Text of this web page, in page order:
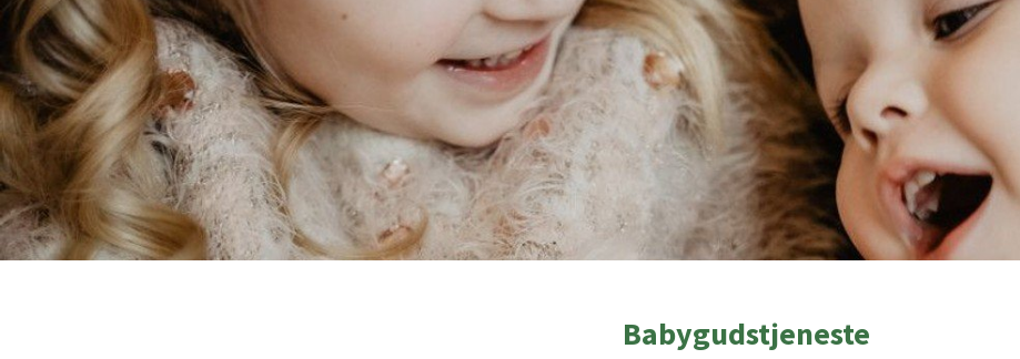
Babygudstjeneste